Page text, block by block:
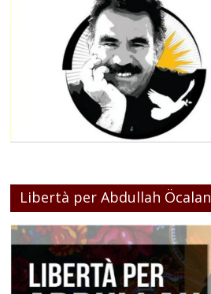
Libertà per Abdullah Öcalan